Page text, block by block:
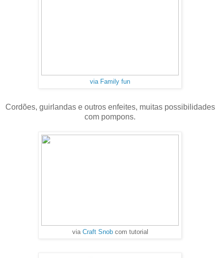
via Family fun
Cordões, guirlandas e outros enfeites, muitas possibilidades
com pompons.
via Craft Snobcom tutorial